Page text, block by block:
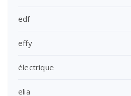
edf
effy
électrique
elia